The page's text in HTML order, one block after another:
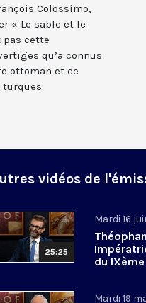
Colossimo,
« Le sable et le
pas cette
qu’a connus
ottoman et ce
turques
vidéos de
25:25
Mardi 16
du
Mardi 19